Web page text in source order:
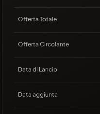
Offerta Totale
Offerta Circolante
Data di Lancio
Data aggiunta